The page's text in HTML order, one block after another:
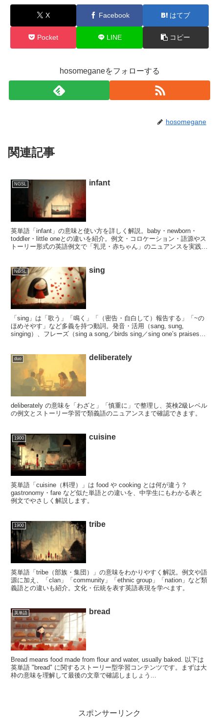
X Facebook はてブ
Pocket LINE コピー
hosomeganeをフォローする
hosomegane
関連記事
NGSL infant
英単語「infant」の意味と使い方を詳しく解説。baby・newborn・
toddler・little oneとの違いを紹介。例文・コロケーション・語源やス
トーリー形式の英語例文で「乳児・赤ちゃん」のニュアンスを実践的
NGSL sing
「sing」は「歌う」「鳴く」「（密告・自白して）報告する」「~の
ほめそやす」など多義を持つ動詞。発音・活用（sang, sung,
singing）、フレーズ（sing a song／birds sing／sing one’s praises）
duo deliberately
deliberately の意味を「わざと」「慎重に」で整理し、英検2級レベル
の例文とストーリー学習で類義語のニュアンスまで確認できます。
1900 cuisine
英単語「cuisine（料理）」は food や cooking とは何が違う？
gastronomy・fare など似た単語との違いを、中学生にもわかる表と
例文でやさしく解説します。
1900 tribe
英単語「tribe（部族・集団）」の意味をわかりやすく解説。例文や語
源に加え、「clan」「community」「ethnic group」「nation」など類
義語との違いも紹介。文化・伝統を表す英語表現を学べます。
英単語 bread
Bread means food made from flour and water, usually baked. 以下は
英単語 "bread" に関するストーリー型学習コンテンツです。まずは大
枠の意味を理解して最後の文章で確認しましょう...
スポンサーリンク